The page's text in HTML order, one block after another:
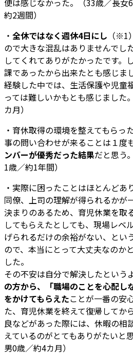
便は感じなかった。（33歳／長女
約2週間）
・ 全休ではなく週休4日にし （※1）
ので大きな混乱はありませんでし
してくれてありがたかったです。
課であったから出来たとも感じま
経験した中では、生活保護や児童
っては難しいかもとも感じました
カ月）
・育休取得の環境を整えてもらっ
事の問い合わせが来ることは１度
ンバーが優秀だった結果だと思う
1歳／約1年間）
・実際に困ったことはほとんどあ
同僚、上司の理解が得られるかが
決まりのあるため、育児休業を取
してもらえたとしても、現場レベ
げられるだけの余裕がない、とい
ので、本当にとって大丈夫なのか
した。
その不安は自分で解決したという
の方から、「職場のことを心配し
をかけてもらえたことが一番の安
た、育児休業を終えて復帰してか
良などがあった際には、休暇の相
えているのがとてもありがたいと
男0歳／約4カ月）